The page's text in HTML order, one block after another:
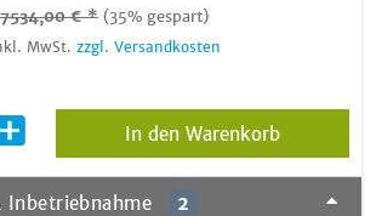
7534,00 € * (35% gespart)
MwSt. zzgl. Versandkosten
In den Warenkorb
Inbetriebnahme 2